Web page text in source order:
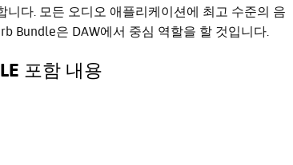
다. 모든 오디오 애플리케이션에 최고 수준의 음
Bundle은 DAW에서 중심 역할을 할 것입니다.
포함 내용